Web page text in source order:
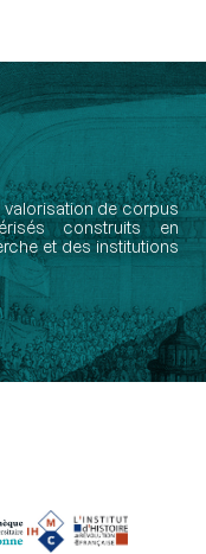
valorisation de corpus
construits en
et des institutions